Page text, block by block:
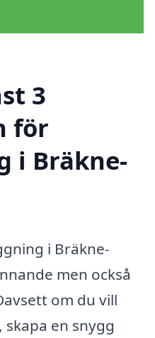
3
för
i Bräkne-
i Bräkne-
men också
om du vill
en snygg